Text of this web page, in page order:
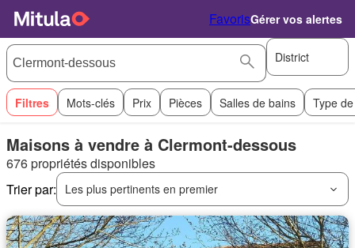
FavorisGérer vos alertes
District
Filtres Mots-clés Prix Pièces Salles de bains Type
Maisons à vendre à Clermont-dessous
676 propriétés disponibles
Trier par:
Les plus pertinents en premier